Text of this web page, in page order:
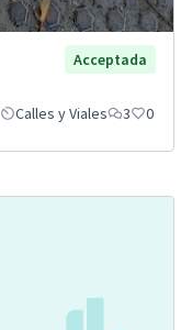
Acceptada
Calles y Viales 3 0